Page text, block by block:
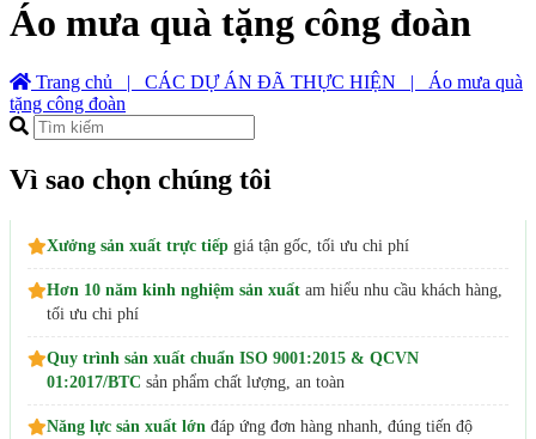
Áo mưa quà tặng công đoàn
Trang chủ | CÁC DỰ ÁN ĐÃ THỰC HIỆN
| Áo mưa quà
tặng công đoàn
Vì sao chọn chúng tôi
Xưởng sản xuất trực tiếp giá tận gốc, tối ưu chi phí
Hơn 10 năm kinh nghiệm sản xuất am hiểu nhu cầu khách hàng,
tối ưu chi phí
Quy trình sản xuất chuẩn ISO 9001:2015 & QCVN
01:2017/BTC sản phẩm chất lượng, an toàn
Năng lực sản xuất lớn đáp ứng đơn hàng nhanh, đúng tiến độ